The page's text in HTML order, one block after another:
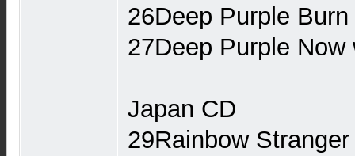
26Deep Purple
27Deep Purple
Japan CD
29Rainbow